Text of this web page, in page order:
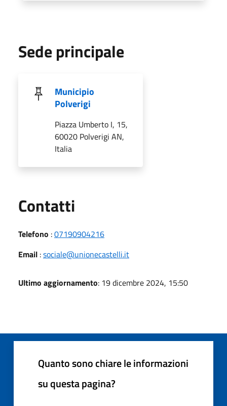
Sede principale
Municipio
Polverigi
Piazza Umberto I, 15,
60020 Polverigi AN,
Italia
Contatti
Telefono :07190904216
Email :sociale@unionecastelli.it
Ultimo aggiornamento: 19 dicembre 2024, 15:50
Quanto sono chiare le informazioni
su questa pagina?